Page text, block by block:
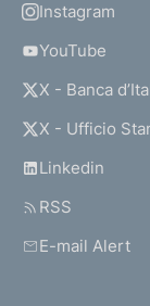
Instagram
YouTube
X - Banca
X - Ufficio
Linkedin
RSS
E-mail Alert